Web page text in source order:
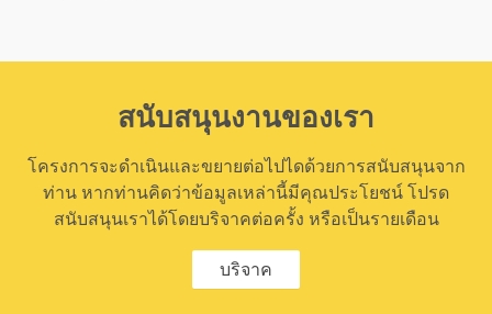
สนับสนุนงานของเรา
โครงการจะดำเนินและขยายต่อไปไดด้วยการสนับสนุนจาก
ท่าน หากท่านคิดว่าข้อมูลเหล่านี้มีคุณประโยชน์ โปรด
สนับสนุนเราได้โดยบริจาคต่อครั้ง หรือเป็นรายเดือน
บริจาค